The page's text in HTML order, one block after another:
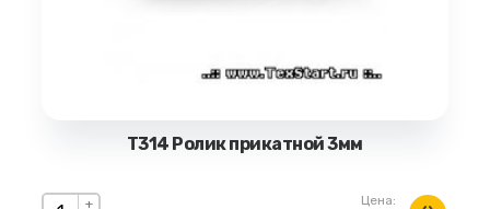
Т314 Ролик прикатной 3мм
+ Цена: